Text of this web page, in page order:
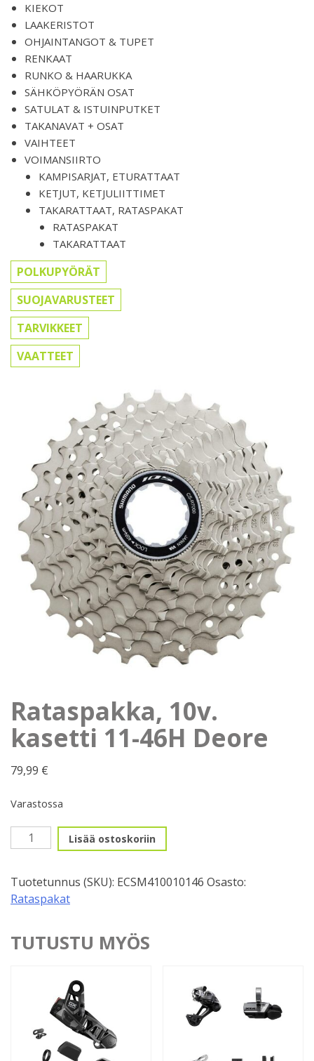
KIEKOT
LAAKERISTOT
OHJAINTANGOT & TUPET
RENKAAT
RUNKO & HAARUKKA
SÄHKÖPYÖRÄN OSAT
SATULAT & ISTUINPUTKET
TAKANAVAT + OSAT
VAIHTEET
VOIMANSIIRTO
KAMPISARJAT, ETURATTAAT
KETJUT, KETJULIITTIMET
TAKARATTAAT, RATASPAKAT
RATASPAKAT
TAKARATTAAT
POLKUPYÖRÄT
SUOJAVARUSTEET
TARVIKKEET
VAATTEET
Rataspakka, 10v.
kasetti 11-46H Deore
79,99 €
Varastossa
Rataspakka,
10v.
11-
46H
määrä
Lisää ostoskoriin
Tuotetunnus (SKU): ECSM410010146 Osasto:
Rataspakat
TUTUSTU MYÖS